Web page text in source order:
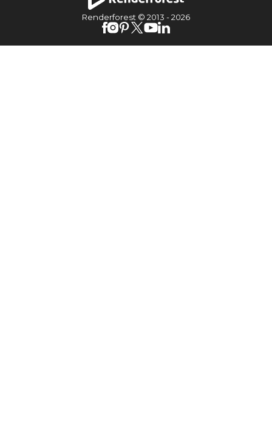
Renderforest © 2013 -2026